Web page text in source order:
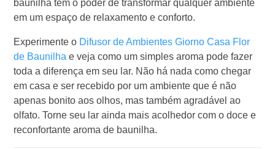
baunilha tem o poder de transformar qualquer ambiente
em um espaço de relaxamento e conforto.
Experimente o Difusor de Ambientes Giorno Casa Flor
de Baunilha e veja como um simples aroma pode fazer
toda a diferença em seu lar. Não há nada como chegar
em casa e ser recebido por um ambiente que é não
apenas bonito aos olhos, mas também agradável ao
olfato. Torne seu lar ainda mais acolhedor com o doce e
reconfortante aroma de baunilha.